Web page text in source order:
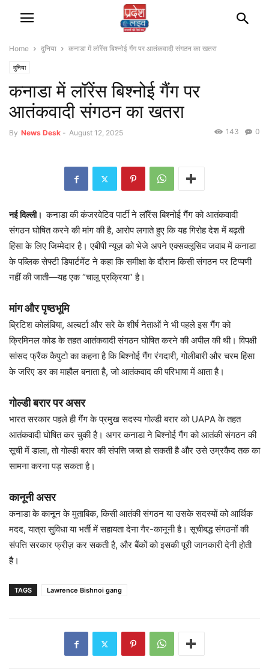
Home दुनिया कनाडा में लॉरेंस बिश्नोई गैंग पर आतंकवादी संगठन का खतरा
दुनिया
कनाडा में लॉरेंस बिश्नोई गैंग पर
आतंकवादी संगठन का खतरा
By News Desk - August 12, 2025 0
143
नई दिल्ली। कनाडा की कंजरवेटिव पार्टी ने लॉरेंस बिश्नोई गैंग को आतंकवादी
संगठन घोषित करने की मांग की है, आरोप लगाते हुए कि यह गिरोह देश में बढ़ती
हिंसा के लिए जिम्मेदार है। एबीपी न्यूज़ को भेजे अपने एक्सक्लूसिव जवाब में कनाडा
के पब्लिक सेफ्टी डिपार्टमेंट ने कहा कि समीक्षा के दौरान किसी संगठन पर टिप्पणी
नहीं की जाती—यह एक “चालू प्रक्रिया” है।
मांग और पृष्ठभूमि
ब्रिटिश कोलंबिया, अल्बर्टा और सरे के शीर्ष नेताओं ने भी पहले इस गैंग को
क्रिमिनल कोड के तहत आतंकवादी संगठन घोषित करने की अपील की थी। विपक्षी
सांसद फ्रैंक कैपुटो का कहना है कि बिश्नोई गैंग रंगदारी, गोलीबारी और चरम हिंसा
के जरिए डर का माहौल बनाता है, जो आतंकवाद की परिभाषा में आता है।
गोल्डी बरार पर असर
भारत सरकार पहले ही गैंग के प्रमुख सदस्य गोल्डी बरार को UAPA के तहत
आतंकवादी घोषित कर चुकी है। अगर कनाडा ने बिश्नोई गैंग को आतंकी संगठन की
सूची में डाला, तो गोल्डी बरार की संपत्ति जब्त हो सकती है और उसे उम्रकैद तक का
सामना करना पड़ सकता है।
कानूनी असर
कनाडा के कानून के मुताबिक, किसी आतंकी संगठन या उसके सदस्यों को आर्थिक
मदद, यात्रा सुविधा या भर्ती में सहायता देना गैर-कानूनी है। सूचीबद्ध संगठनों की
संपत्ति सरकार फ्रीज़ कर सकती है, और बैंकों को इसकी पूरी जानकारी देनी होती
है।
TAGS Lawrence Bishnoi gang